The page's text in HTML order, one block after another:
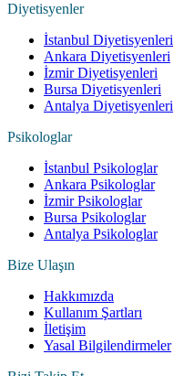
Diyetisyenler
İstanbul Diyetisyenleri
Ankara Diyetisyenleri
İzmir Diyetisyenleri
Bursa Diyetisyenleri
Antalya Diyetisyenleri
Psikologlar
İstanbul Psikologlar
Ankara Psikologlar
İzmir Psikologlar
Bursa Psikologlar
Antalya Psikologlar
Bize Ulaşın
Hakkımızda
Kullanım Şartları
İletişim
Yasal Bilgilendirmeler